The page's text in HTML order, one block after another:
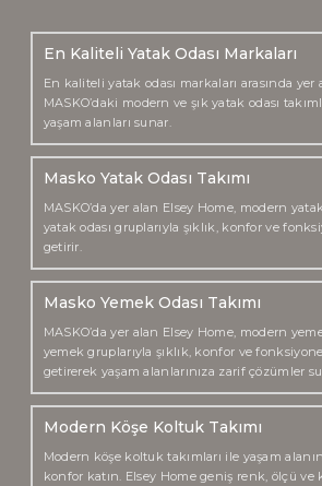
En Kaliteli Yatak Odası Markaları
En kaliteli yatak odası markaları arasında yer
MASKO’daki modern ve şık yatak odası
yaşam alanları sunar.
Masko Yatak Odası Takımı
MASKO’da yer alan Elsey Home, modern
yatak odası gruplarıyla şıklık, konfor ve
getirir.
Masko Yemek Odası Takımı
MASKO’da yer alan Elsey Home, modern
yemek gruplarıyla şıklık, konfor ve
getirerek yaşam alanlarınıza zarif çözümler
Modern Köşe Koltuk Takımı
Modern köşe koltuk takımları ile yaşam
konfor katın. Elsey Home geniş renk, ölçü ve